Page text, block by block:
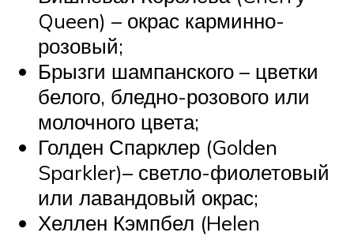
Queen) – окрас карминно-
розовый;
Брызги шампанского – цветки
белого, бледно-розового или
молочного цвета;
Голден Спарклер (Golden
Sparkler)– светло-фиолетовый
или лавандовый окрас;
Хеллен Кэмпбел (Helen